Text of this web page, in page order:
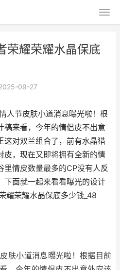
荣耀荣耀水晶保底
09-27
人节皮肤小道消息曝光啦！根
稿来看，今年的情侣皮不出意
这对双兰组合了，前有水晶猎
皮，现在又即将拥有全新的情
里情皮数量最多的CP没有人反
下面就一起来看看曝光的设计
耀荣耀水晶保底多少钱_48
肤小道消息曝光啦！根据目前